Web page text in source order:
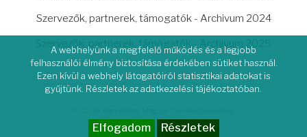
Szervezők, partnerek, támogatók - Archivum 2024
Szervezők, partnerek, támogatók - Archivum 2025
A webhelyünk a megfelelő működés és a legjobb
felhasználói élmény biztosítása érdekében sütiket használ.
Ezen kívül a webhely látogatóiról statisztikai adatokat is
gyűjtünk. Részletek az adatkezelési tájékoztatóban.
Elfogadom Részletek